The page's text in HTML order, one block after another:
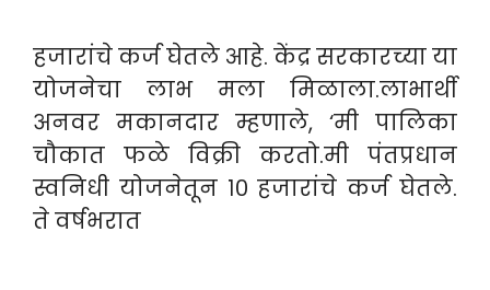
हजारांचे कर्ज घेतले आहे. केंद्र सरकारच्या या
योजनेचा लाभ मला मिळाला.लाभार्थी
अनवर मकानदार म्हणाले, ‘मी पालिका
चौकात फळे विक्री करतो.मी पंतप्रधान
स्वनिधी योजनेतून १० हजारांचे कर्ज घेतले.
ते वर्षभरात